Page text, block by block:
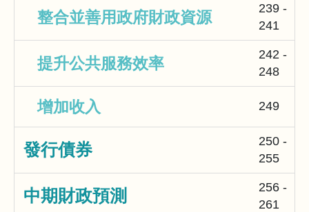
整合並善用政府財政資源
239 -
241
提升公共服務效率
242 -
248
增加收入 249
發行債券
250 -
255
中期財政預測
256 -
261